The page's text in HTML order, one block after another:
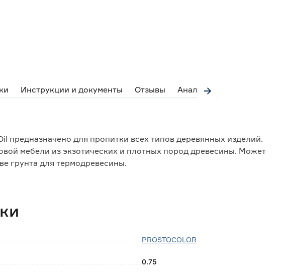
Инструкции и документы Отзывы Аналоги
предназначено для пропитки всех типов деревянных изделий.
мебели из экзотических и плотных пород древесины. Может
грунта для термодревесины.
PROSTOCOLOR
0.75